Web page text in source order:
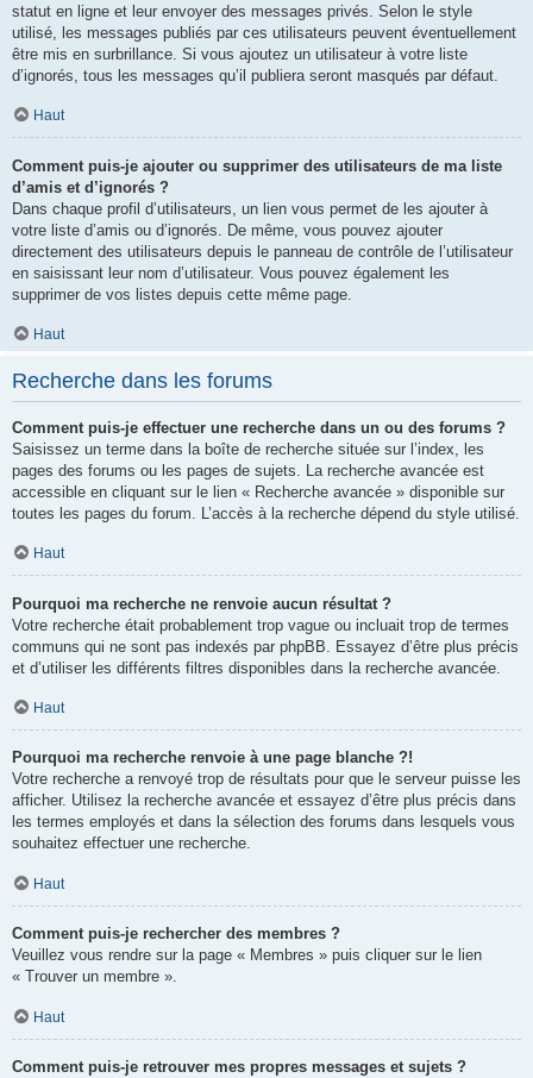
statut en ligne et leur envoyer des messages privés. Selon le style
utilisé, les messages publiés par ces utilisateurs peuvent éventuellement
être mis en surbrillance. Si vous ajoutez un utilisateur à votre liste
d’ignorés, tous les messages qu’il publiera seront masqués par défaut.
Haut
Comment puis-je ajouter ou supprimer des utilisateurs de ma liste
d’amis et d’ignorés ?
Dans chaque profil d’utilisateurs, un lien vous permet de les ajouter à
votre liste d’amis ou d’ignorés. De même, vous pouvez ajouter
directement des utilisateurs depuis le panneau de contrôle de l’utilisateur
en saisissant leur nom d’utilisateur. Vous pouvez également les
supprimer de vos listes depuis cette même page.
Haut
Recherche dans les forums
Comment puis-je effectuer une recherche dans un ou des forums ?
Saisissez un terme dans la boîte de recherche située sur l’index, les
pages des forums ou les pages de sujets. La recherche avancée est
accessible en cliquant sur le lien « Recherche avancée » disponible sur
toutes les pages du forum. L’accès à la recherche dépend du style utilisé.
Haut
Pourquoi ma recherche ne renvoie aucun résultat ?
Votre recherche était probablement trop vague ou incluait trop de termes
communs qui ne sont pas indexés par phpBB. Essayez d’être plus précis
et d’utiliser les différents filtres disponibles dans la recherche avancée.
Haut
Pourquoi ma recherche renvoie à une page blanche ?!
Votre recherche a renvoyé trop de résultats pour que le serveur puisse les
afficher. Utilisez la recherche avancée et essayez d’être plus précis dans
les termes employés et dans la sélection des forums dans lesquels vous
souhaitez effectuer une recherche.
Haut
Comment puis-je rechercher des membres ?
Veuillez vous rendre sur la page « Membres » puis cliquer sur le lien
« Trouver un membre ».
Haut
Comment puis-je retrouver mes propres messages et sujets ?